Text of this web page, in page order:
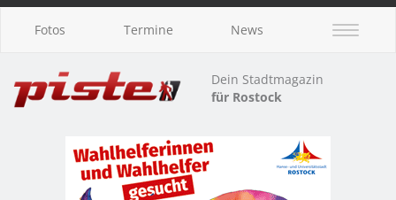
Fotos Termine News
Dein Stadtmagazin
für Rostock